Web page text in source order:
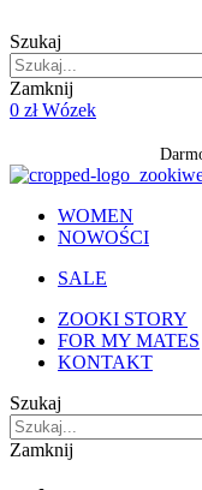
to
content
Szukaj
Zamknij
0 zł Wózek
WOMEN
NOWOŚCI
SALE
ZOOKI STORY
FOR MY MATES
KONTAKT
Szukaj
Zamknij